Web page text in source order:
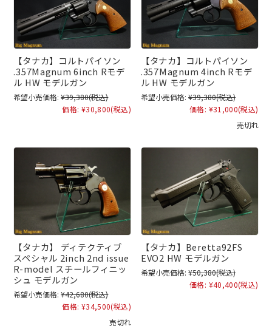
【タナカ】コルトパイソン
.357Magnum 6inch Rモデ
ル HW モデルガン
希望小売価格: ¥39,380(税込)
価格: ¥30,800(税込)
【タナカ】コルトパイソン
.357Magnum 4inch Rモデ
ル HW モデルガン
希望小売価格: ¥39,380(税込)
価格: ¥31,000(税込)
売切れ
【タナカ】 ディテクティブ
スペシャル 2inch 2nd issue
R-model スチールフィニッ
シュ モデルガン
希望小売価格: ¥42,680(税込)
価格: ¥34,500(税込)
売切れ
【タナカ】Beretta92FS
EVO2 HW モデルガン
希望小売価格: ¥50,380(税込)
価格: ¥40,400(税込)